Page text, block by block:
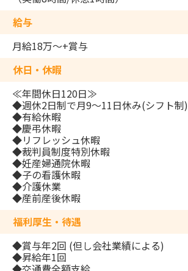
給与
月給18万～+賞与
休日・休暇
≪年間休日120日≫
◆週休2日制で月9～11日休み(シフト制)
◆有給休暇
◆慶弔休暇
◆リフレッシュ休暇
◆裁判員制度特別休暇
◆妊産婦通院休暇
◆子の看護休暇
◆介護休業
◆産前産後休暇
福利厚生・待遇
◆賞与年2回 (但し会社業績による)
◆昇給年1回